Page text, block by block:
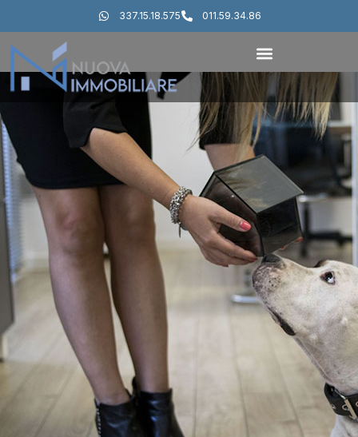
337.15.18.575 011.59.34.86